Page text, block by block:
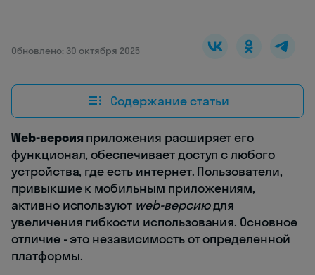
Обновлено: 30 октября 2025
Содержание статьи
Web-версия приложения расширяет его
функционал, обеспечивает доступ с любого
устройства, где есть интернет. Пользователи,
привыкшие к мобильным приложениям,
активно используют web-версиюдля
увеличения гибкости использования. Основное
отличие - это независимость от определенной
платформы.